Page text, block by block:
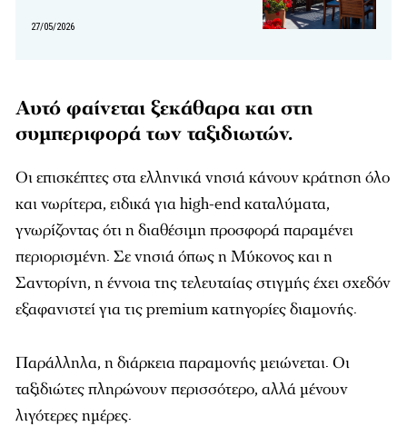
27/05/2026
Αυτό φαίνεται ξεκάθαρα και στη
συμπεριφορά των ταξιδιωτών.
Οι επισκέπτες στα ελληνικά νησιά κάνουν κράτηση όλο
και νωρίτερα, ειδικά για high-end καταλύματα,
γνωρίζοντας ότι η διαθέσιμη προσφορά παραμένει
περιορισμένη. Σε νησιά όπως η Μύκονος και η
Σαντορίνη, η έννοια της τελευταίας στιγμής έχει σχεδόν
εξαφανιστεί για τις premium κατηγορίες διαμονής.
Παράλληλα, η διάρκεια παραμονής μειώνεται. Οι
ταξιδιώτες πληρώνουν περισσότερο, αλλά μένουν
λιγότερες ημέρες.